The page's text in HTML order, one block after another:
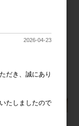
2026-04-23
だき、誠にあり
たしましたので